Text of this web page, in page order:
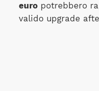
europotrebbero
valido upgrade